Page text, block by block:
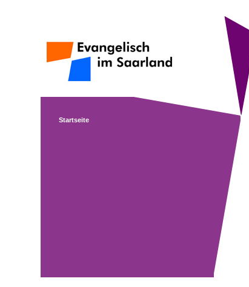
Startseite